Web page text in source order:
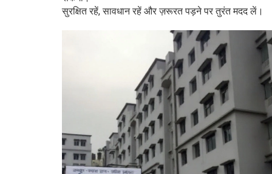
सुरक्षित रहें, सावधान रहें और ज़रूरत पड़ने पर तुरंत मदद लें।